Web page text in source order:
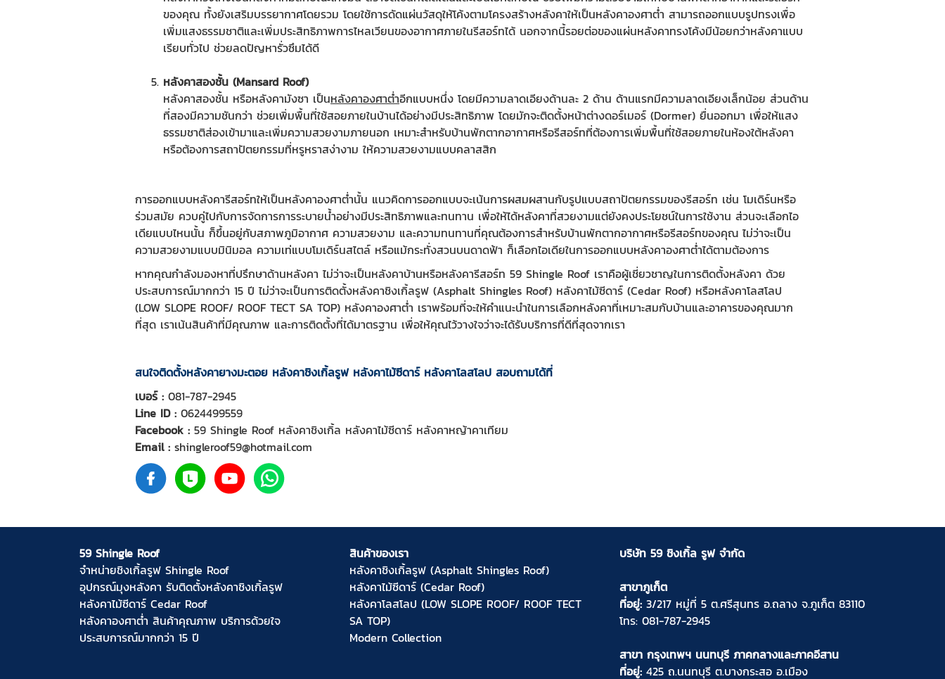
ของคุณ ทั้งยังเสริมบรรยากาศโดยรวม โดยใช้การดัดแผ่นวัสดุให้โค้งตามโครงสร้างหลังคาให้เป็นหลังคาองศาต่ำ สามารถออกแบบรูปทรงเพื่อ
เพิ่มแสงธรรมชาติและเพิ่มประสิทธิภาพการไหลเวียนของอากาศภายในรีสอร์ทได้ นอกจากนี้รอยต่อของแผ่นหลังคาทรงโค้งมีน้อยกว่าหลังคาแบบ
เรียบทั่วไป ช่วยลดปัญหารั่วซึมได้ดี
หลังคาสองชั้น (Mansard Roof)
หลังคาสองชั้น หรือหลังคามังซา เป็นหลังคาองศาต่ำอีกแบบหนึ่ง โดยมีความลาดเอียงด้านละ 2 ด้าน ด้านแรกมีความลาดเอียงเล็กน้อย ส่วนด้าน
ที่สองมีความชันกว่า ช่วยเพิ่มพื้นที่ใช้สอยภายในบ้านได้อย่างมีประสิทธิภาพ โดยมักจะติดตั้งหน้าต่างดอร์เมอร์ (Dormer) ยื่นออกมา เพื่อให้แสง
ธรรมชาติส่องเข้ามาและเพิ่มความสวยงามภายนอก เหมาะสำหรับบ้านพักตากอากาศหรือรีสอร์ทที่ต้องการเพิ่มพื้นที่ใช้สอยภายในห้องใต้หลังคา
หรือต้องการสถาปัตยกรรมที่หรูหราสง่างาม ให้ความสวยงามแบบคลาสสิก
การออกแบบหลังคารีสอร์ทให้เป็นหลังคาองศาต่ำนั้น แนวคิดการออกแบบจะเน้นการผสมผสานกับรูปแบบสถาปัตยกรรมของรีสอร์ท เช่น โมเดิร์นหรือ
ร่วมสมัย ควบคู่ไปกับการจัดการการระบายน้ำอย่างมีประสิทธิภาพและทนทาน เพื่อให้ได้หลังคาที่สวยงามแต่ยังคงประโยชน์ในการใช้งาน ส่วนจะเลือกไอ
เดียแบบไหนนั้น ก็ขึ้นอยู่กับสภาพภูมิอากาศ ความสวยงาม และความทนทานที่คุณต้องการสำหรับบ้านพักตากอากาศหรือรีสอร์ทของคุณ ไม่ว่าจะเป็น
ความสวยงามแบบมินิมอล ความเท่แบบโมเดิร์นสไตล์ หรือแม้กระทั่งสวนบนดาดฟ้า ก็เลือกไอเดียในการออกแบบหลังคาองศาต่ำได้ตามต้องการ
หากคุณกำลังมองหาที่ปรึกษาด้านหลังคา ไม่ว่าจะเป็นหลังคาบ้านหรือหลังคารีสอร์ท 59 Shingle Roof เราคือผู้เชี่ยวชาญในการติดตั้งหลังคา ด้วย
ประสบการณ์มากกว่า 15 ปี ไม่ว่าจะเป็นการติดตั้งหลังคาชิงเกิ้ลรูฟ (Asphalt Shingles Roof) หลังคาไม้ซีดาร์ (Cedar Roof) หรือหลังคาโลสโลป
(LOW SLOPE ROOF/ ROOF TECT SA TOP) หลังคาองศาต่ำ เราพร้อมที่จะให้คำแนะนำในการเลือกหลังคาที่เหมาะสมกับบ้านและอาคารของคุณมาก
ที่สุด เราเน้นสินค้าที่มีคุณภาพ และการติดตั้งที่ได้มาตรฐาน เพื่อให้คุณไว้วางใจว่าจะได้รับบริการที่ดีที่สุดจากเรา
สนใจติดตั้งหลังคายางมะตอย หลังคาชิงเกิ้ลรูฟ หลังคาไม้ซีดาร์ หลังคาโลสโลป สอบถามได้ที่
เบอร์ : 081-787-2945
Line ID : 0624499559
Facebook : 59 Shingle Roof หลังคาชิงเกิ้ล หลังคาไม้ซีดาร์ หลังคาหญ้าคาเทียม
Email : shingleroof59@hotmail.com
59 Shingle Roof
จำหน่ายชิงเกิ้ลรูฟ Shingle Roof
อุปกรณ์มุงหลังคา รับติดตั้งหลังคาชิงเกิ้ลรูฟ
หลังคาไม้ซีดาร์ Cedar Roof
หลังคาองศาต่ำ สินค้าคุณภาพ บริการด้วยใจ
ประสบการณ์มากกว่า 15 ปี
สินค้าของเรา
หลังคาชิงเกิ้ลรูฟ (Asphalt Shingles Roof)
หลังคาไม้ซีดาร์ (Cedar Roof)
หลังคาโลสโลป (LOW SLOPE ROOF/ ROOF TECT
SA TOP)
Modern Collection
บริษัท 59 ชิงเกิ้ล รูฟ จำกัด
สาขาภูเก็ต
ที่อยู่: 3/217 หมู่ที่ 5 ต.ศรีสุนทร อ.ถลาง จ.ภูเก็ต 83110
โทร: 081-787-2945
สาขา กรุงเทพฯ นนทบุรี ภาคกลางและภาคอีสาน
ที่อยู่: 425 ถ.นนทบุรี ต.บางกระสอ อ.เมือง